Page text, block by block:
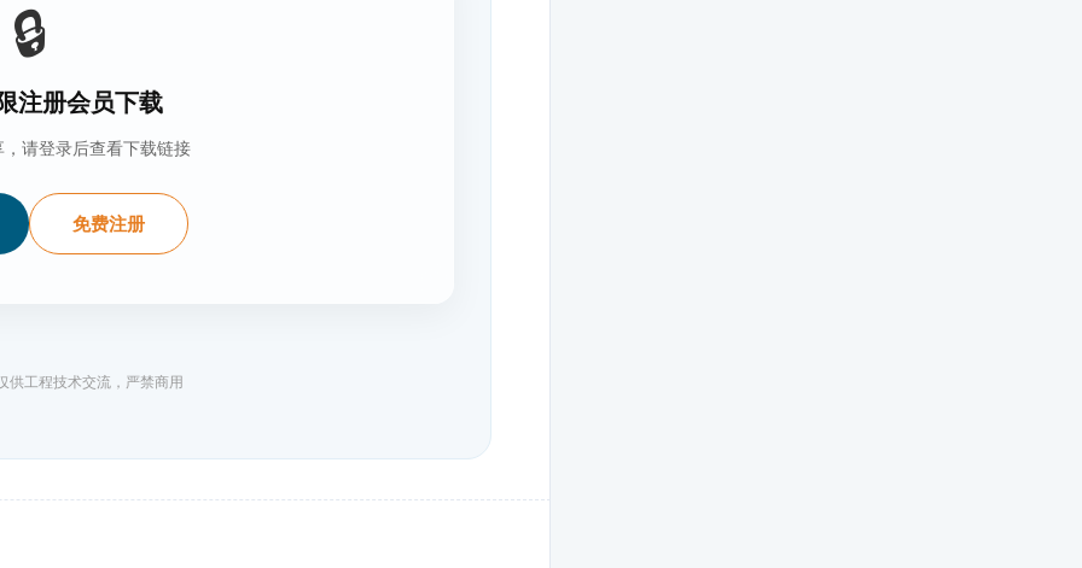
🔒
注册会员下载
请登录后查看下载链接
免费注册
供工程技术交流，严禁商用